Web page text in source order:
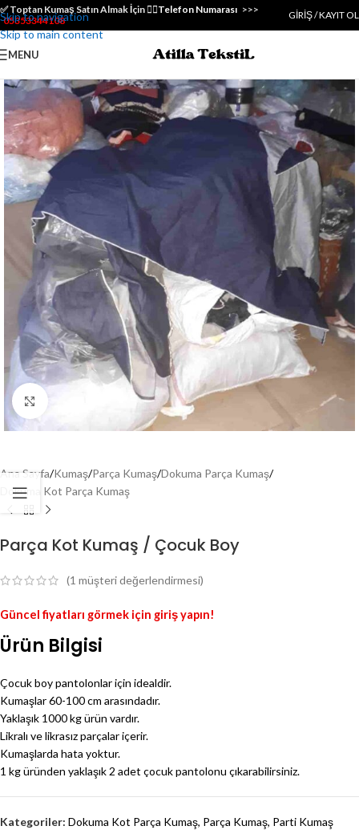
Skip to navigation
Skip to main content
✅️ Toptan Kumaş Satın Almak İçin 👇🏻Telefon Numarası >>>
05353344108
GIRIŞ / KAYIT OL
MENU
Genişlet
Ana Sayfa/Kumaş/Parça Kumaş/Dokuma Parça Kumaş/
Dokuma Kot Parça Kumaş
Parça Kot Kumaş / Çocuk Boy
(1 müşteri değerlendirmesi)
Güncel fiyatları görmek için giriş yapın!
Ürün Bilgisi
Çocuk boy pantolonlar için idealdir.
Kumaşlar 60-100 cm arasındadır.
Yaklaşık 1000 kg ürün vardır.
Likralı ve likrasız parçalar içerir.
Kumaşlarda hata yoktur.
1 kg üründen yaklaşık 2 adet çocuk pantolonu çıkarabilirsiniz.
Kategoriler: Dokuma Kot Parça Kumaş, Parça Kumaş, Parti Kumaş